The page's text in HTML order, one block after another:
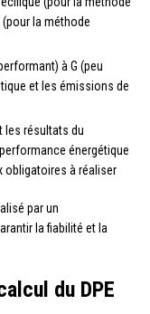
(pour la méthode
à G (peu
et les émissions de
les résultats du
énergétique
obligatoires à réaliser
par un
la fiabilité et la
du DPE